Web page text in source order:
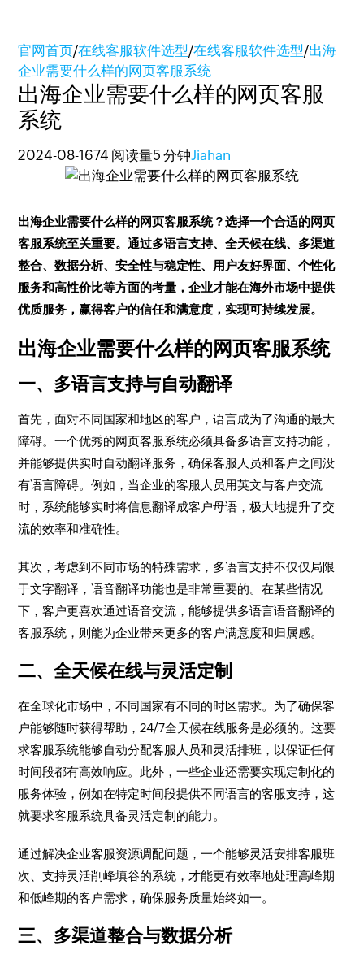
官网首页/在线客服软件选型/在线客服软件选型/出海
企业需要什么样的网页客服系统
出海企业需要什么样的网页客服
系统
2024-08-1674 阅读量5 分钟Jiahan
出海企业需要什么样的网页客服系统？选择一个合适的网页
客服系统至关重要。通过多语言支持、全天候在线、多渠道
整合、数据分析、安全性与稳定性、用户友好界面、个性化
服务和高性价比等方面的考量，企业才能在海外市场中提供
优质服务，赢得客户的信任和满意度，实现可持续发展。
出海企业需要什么样的网页客服系统
一、多语言支持与自动翻译
首先，面对不同国家和地区的客户，语言成为了沟通的最大
障碍。一个优秀的网页客服系统必须具备多语言支持功能，
并能够提供实时自动翻译服务，确保客服人员和客户之间没
有语言障碍。例如，当企业的客服人员用英文与客户交流
时，系统能够实时将信息翻译成客户母语，极大地提升了交
流的效率和准确性。
其次，考虑到不同市场的特殊需求，多语言支持不仅仅局限
于文字翻译，语音翻译功能也是非常重要的。在某些情况
下，客户更喜欢通过语音交流，能够提供多语言语音翻译的
客服系统，则能为企业带来更多的客户满意度和归属感。
二、全天候在线与灵活定制
在全球化市场中，不同国家有不同的时区需求。为了确保客
户能够随时获得帮助，24/7全天候在线服务是必须的。这要
求客服系统能够自动分配客服人员和灵活排班，以保证任何
时间段都有高效响应。此外，一些企业还需要实现定制化的
服务体验，例如在特定时间段提供不同语言的客服支持，这
就要求客服系统具备灵活定制的能力。
通过解决企业客服资源调配问题，一个能够灵活安排客服班
次、支持灵活削峰填谷的系统，才能更有效率地处理高峰期
和低峰期的客户需求，确保服务质量始终如一。
三、多渠道整合与数据分析